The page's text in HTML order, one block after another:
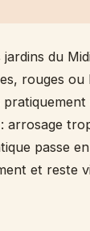
du
rouges
arrosage
passe
et reste